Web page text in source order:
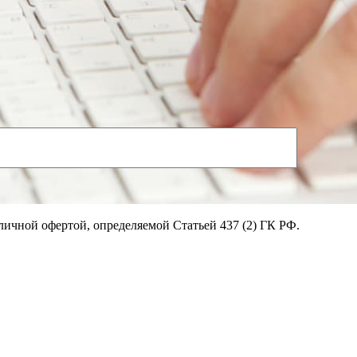
офертой, определяемой Статьей 437 (2) ГК РФ.